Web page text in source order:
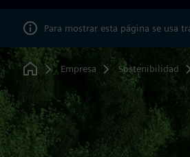
Para mostrar esta página se usa
Home
Empresa Sostenibilidad